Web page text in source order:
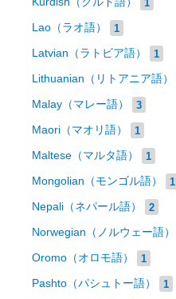
Lao（ラオ語） 1
Latvian（ラトビア語） 1
Lithuanian（リトアニア語）
Malay（マレー語） 3
Maori（マオリ語） 1
Maltese（マルタ語） 1
Mongolian（モンゴル語） 1
Nepali（ネパール語） 2
Norwegian（ノルウェー語）
Oromo（オロモ語） 1
Pashto（パシュトー語） 1